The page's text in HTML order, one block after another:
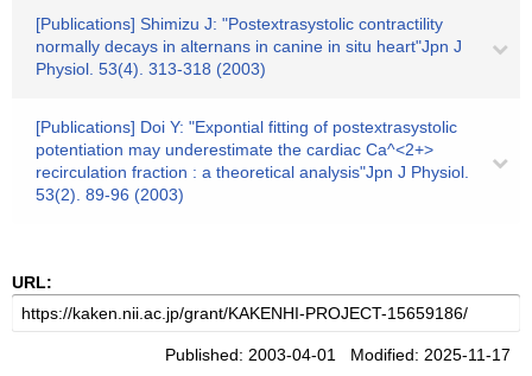
[Publications] Shimizu J: "Postextrasystolic contractility
normally decays in alternans in canine in situ heart"Jpn J
Physiol. 53(4). 313-318 (2003)
[Publications] Doi Y: "Expontial fitting of postextrasystolic
potentiation may underestimate the cardiac Ca^<2+>
recirculation fraction : a theoretical analysis"Jpn J Physiol.
53(2). 89-96 (2003)
URL:
Published: 2003-04-01 Modified: 2025-11-17